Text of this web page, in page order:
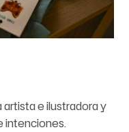
e ilustradora y
intenciones.